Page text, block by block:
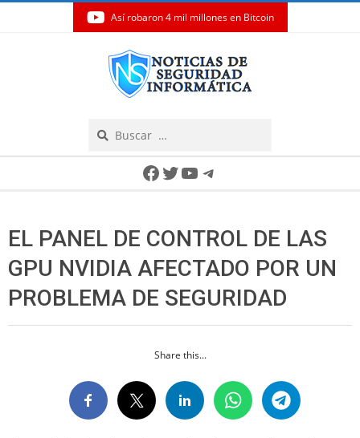
Así robaron 4 mil millones en Bitcoin
Facebook
Twitter
YouTube
Telegram
EL PANEL DE CONTROL DE LAS
GPU NVIDIA AFECTADO POR UN
PROBLEMA DE SEGURIDAD
Share this...